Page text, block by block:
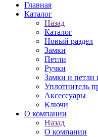
Главная
Каталог
Назад
Каталог
Новый раздел
Замки
Петли
Ручки
Замки и петли
Уплотнитель
Аксессуары
Ключи
О компании
Назад
О компании